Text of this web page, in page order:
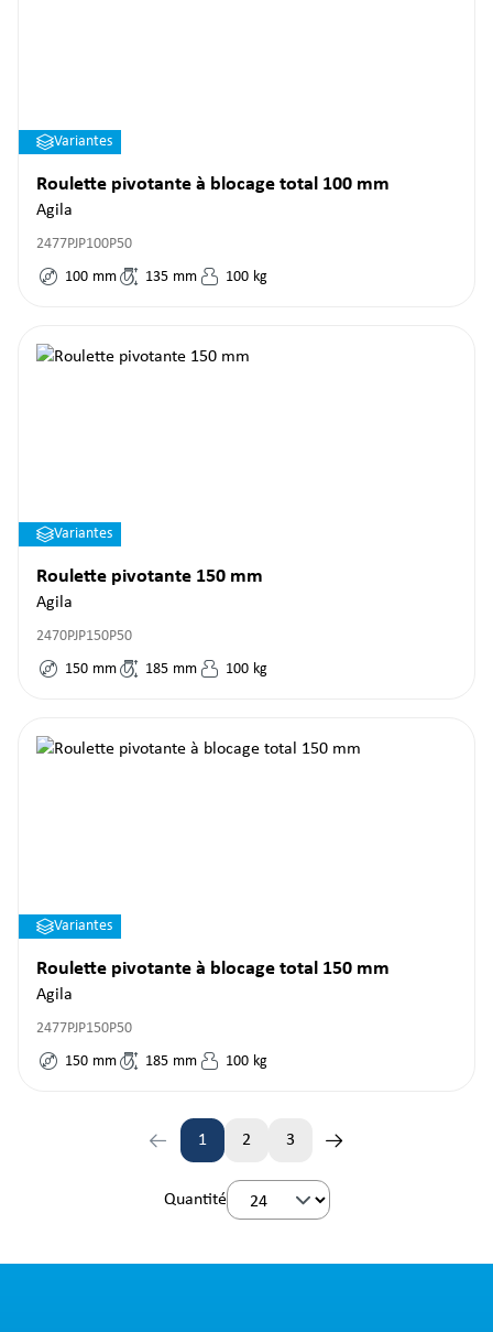
Variantes
Roulette pivotante à blocage total 100 mm
Agila
2477PJP100P50
100 mm 135 mm 100 kg
Variantes
Roulette pivotante 150 mm
Agila
2470PJP150P50
150 mm 185 mm 100 kg
Variantes
Roulette pivotante à blocage total 150 mm
Agila
2477PJP150P50
150 mm 185 mm 100 kg
Page
1 2 3
Quantité